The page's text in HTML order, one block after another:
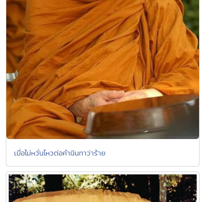
เมื่อไม่หวั่นไหวต่อคำนินทาว่าร้าย